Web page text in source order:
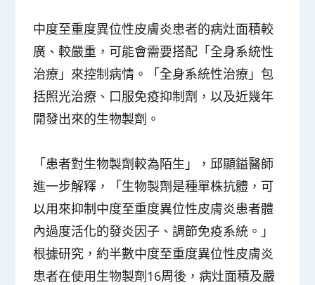
中度至重度異位性皮膚炎患者的病灶面積較
廣、較嚴重，可能會需要搭配「全身系統性
治療」來控制病情。「全身系統性治療」包
括照光治療、口服免疫抑制劑，以及近幾年
開發出來的生物製劑。
「患者對生物製劑較為陌生」，邱顯鎰醫師
進一步解釋，「生物製劑是種單株抗體，可
以用來抑制中度至重度異位性皮膚炎患者體
內過度活化的發炎因子、調節免疫系統。」
根據研究，約半數中度至重度異位性皮膚炎
患者在使用生物製劑16周後，病灶面積及嚴